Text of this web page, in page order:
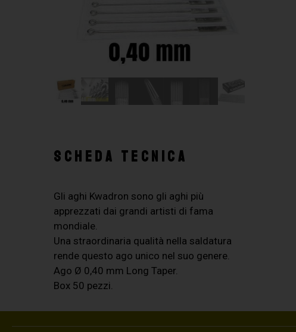
SCHEDA TECNICA
Gli aghi Kwadron sono gli aghi più
apprezzati dai grandi artisti di fama
mondiale.
Una straordinaria qualità nella saldatura
rende questo ago unico nel suo genere.
Ago Ø 0,40 mm Long Taper.
Box 50 pezzi.